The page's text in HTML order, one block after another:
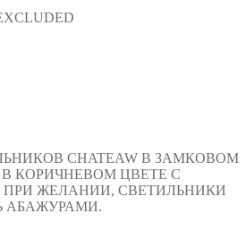
CHATEAW В ЗАМКОВОМ
КОРИЧНЕВОМ ЦВЕТЕ С
ЖЕЛАНИИ, СВЕТИЛЬНИКИ
АБАЖУРАМИ.